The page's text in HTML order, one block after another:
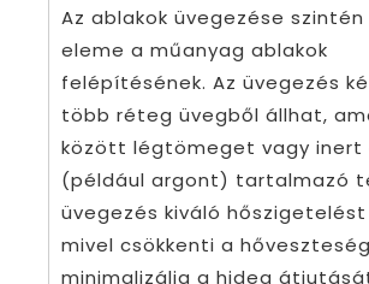
Az ablakok üvegezése
eleme a műanyag ablakok
felépítésének. Az üvegezés
több réteg üvegből állhat,
között légtömeget vagy inert
(például argont) tartalmazó
üvegezés kiváló
mivel csökkenti a
minimalizálja a hideg